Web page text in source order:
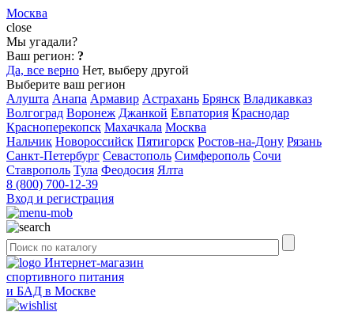
Москва
close
Мы угадали?
Ваш регион: ?
Да, все верно Нет, выберу другой
Выберите ваш регион
Алушта Анапа Армавир Астрахань Брянск Владикавказ
Волгоград Воронеж Джанкой Евпатория Краснодар
Красноперекопск Махачкала Москва
Нальчик Новороссийск Пятигорск Ростов-на-Дону Рязань
Санкт-Петербург Севастополь Симферополь Сочи
Ставрополь Тула Феодосия Ялта
8 (800) 700-12-39
Вход и регистрация
Интернет-магазин
спортивного питания
и БАД в Москве